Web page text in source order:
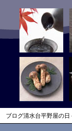
ブログ清水台平野屋の日